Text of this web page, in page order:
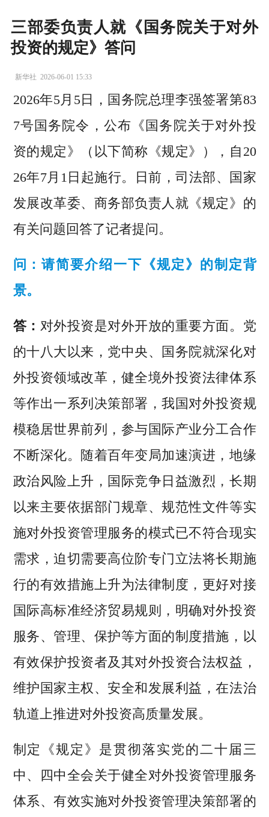
三部委负责人就《国务院关于对外
投资的规定》答问
新华社 2026-06-01 15:33
2026年5月5日，国务院总理李强签署第83
7号国务院令，公布《国务院关于对外投
资的规定》（以下简称《规定》），自20
26年7月1日起施行。日前，司法部、国家
发展改革委、商务部负责人就《规定》的
有关问题回答了记者提问。
问：请简要介绍一下《规定》的制定背
景。
答： 对外投资是对外开放的重要方面。党
的十八大以来，党中央、国务院就深化对
外投资领域改革，健全境外投资法律体系
等作出一系列决策部署，我国对外投资规
模稳居世界前列，参与国际产业分工合作
不断深化。随着百年变局加速演进，地缘
政治风险上升，国际竞争日益激烈，长期
以来主要依据部门规章、规范性文件等实
施对外投资管理服务的模式已不符合现实
需求，迫切需要高位阶专门立法将长期施
行的有效措施上升为法律制度，更好对接
国际高标准经济贸易规则，明确对外投资
服务、管理、保护等方面的制度措施，以
有效保护投资者及其对外投资合法权益，
维护国家主权、安全和发展利益，在法治
轨道上推进对外投资高质量发展。
制定《规定》是贯彻落实党的二十届三
中、四中全会关于健全对外投资管理服务
体系、有效实施对外投资管理决策部署的